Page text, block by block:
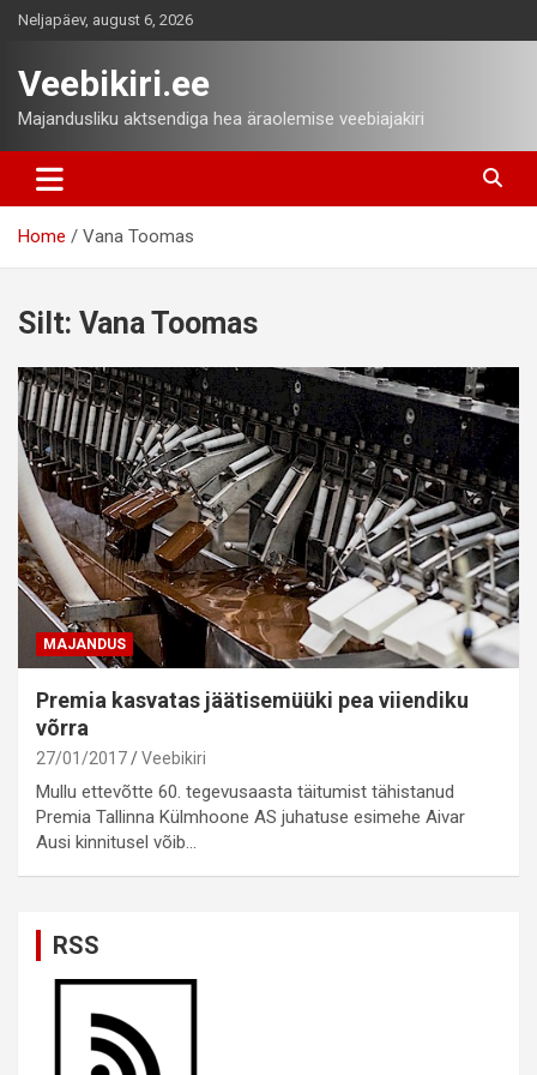
SkipNeljapäev, august 6, 2026
Veebikiri.ee
Majandusliku aktsendiga hea äraolemise veebiajakiri
Home Vana Toomas
Silt: Vana Toomas
MAJANDUS
Premia kasvatas jäätisemüüki pea viiendiku
võrra
27/01/2017 Veebikiri
Mullu ettevõtte 60. tegevusaasta täitumist tähistanud
Premia Tallinna Külmhoone AS juhatuse esimehe Aivar
Ausi kinnitusel võib…
RSS